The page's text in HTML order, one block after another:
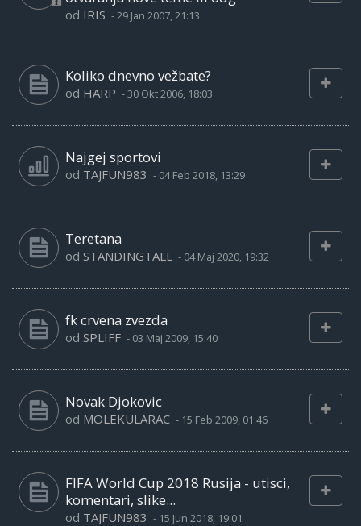
od IRIS -29 Jan 2007, 21:13
Koliko dnevno vežbate?
od HARP -30 Okt 2006, 18:03
Najgej sportovi
od TAJFUN983 - 04 Feb 2018, 13:29
Teretana
od STANDINGTALL - 04 Maj 2020, 19:32
fk crvena zvezda
od SPLIFF - 03 Maj 2009, 15:40
Novak Djokovic
od MOLEKULARAC - 15 Feb 2009, 01:46
FIFA World Cup 2018 Rusija - utisci,
komentari, slike...
od TAJFUN983 - 15 Jun 2018, 19:01